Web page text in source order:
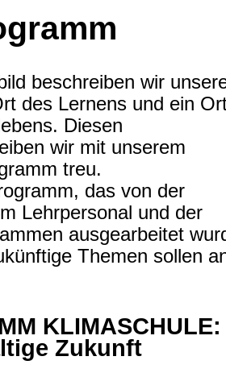
beschreiben wir
des Lernens und ein
Diesen
wir mit unserem
treu.
das von der
Lehrpersonal und der
ausgearbeitet
Themen sollen
Zukunft